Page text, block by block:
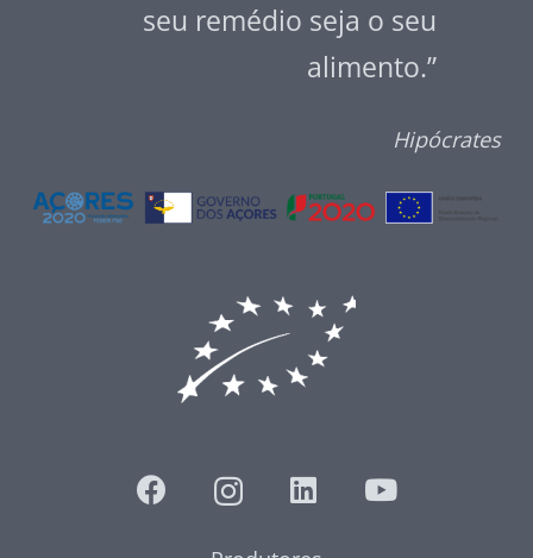
seu remédio seja o seu
alimento.”
Hipócrates